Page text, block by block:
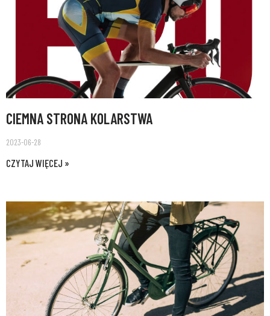
CIEMNA STRONA KOLARSTWA
2023-06-28
CZYTAJ WIĘCEJ »